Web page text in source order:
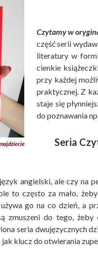
Czytamy w
część serii
literatury w
cienkie
przy każdej
praktycznej. Z
staje się
do poznawania
Seria
angielski, ale czy na
to często za mało,
go na co dzień, a
zmuszeni do tego,
seria dwujęzycznych
klucz do otwierania